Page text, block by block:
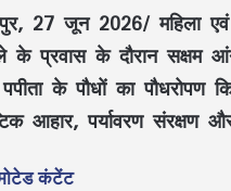
27 जून 2026/ महिला
के प्रवास के दौरानसक्षम
पपीताके पौधों कापौधरोपण
आहार,पर्यावरण संरक्षण